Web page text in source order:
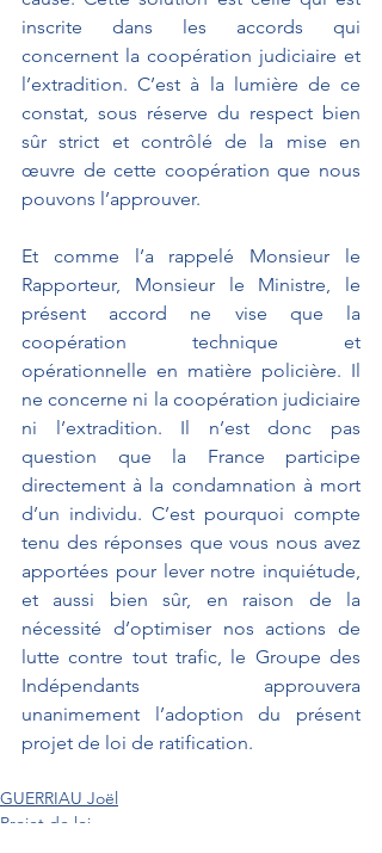
inscrite dans les accords qui
concernent la coopération judiciaire et
l’extradition. C’est à la lumière de ce
constat, sous réserve du respect bien
sûr strict et contrôlé de la mise en
œuvre de cette coopération que nous
pouvons l’approuver.
Et comme l’a rappelé Monsieur le
Rapporteur, Monsieur le Ministre, le
présent accord ne vise que la
coopération technique et
opérationnelle en matière policière. Il
ne concerne ni la coopération judiciaire
ni l’extradition. Il n’est donc pas
question que la France participe
directement à la condamnation à mort
d’un individu. C’est pourquoi compte
tenu des réponses que vous nous avez
apportées pour lever notre inquiétude,
et aussi bien sûr, en raison de la
nécessité d’optimiser nos actions de
lutte contre tout trafic, le Groupe des
Indépendants approuvera
unanimement l’adoption du présent
projet de loi de ratification.
GUERRIAU Joël
Projet de loi